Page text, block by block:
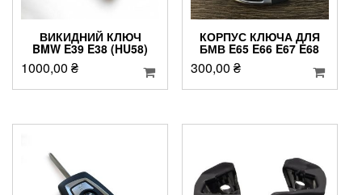
ВИКИДНИЙ КЛЮЧ
BMW E39 E38 (HU58)
1000,00 ₴
КОРПУС КЛЮЧА ДЛЯ
БМВ E65 E66 E67 E68
300,00 ₴